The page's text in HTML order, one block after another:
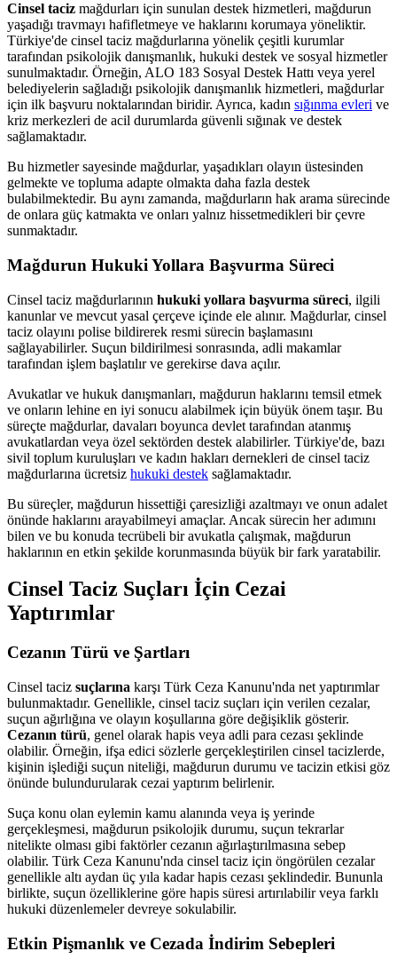
Cinsel taciz mağdurları için sunulan destek hizmetleri, mağdurun
yaşadığı travmayı hafifletmeye ve haklarını korumaya yöneliktir.
Türkiye'de cinsel taciz mağdurlarına yönelik çeşitli kurumlar
tarafından psikolojik danışmanlık, hukuki destek ve sosyal hizmetler
sunulmaktadır. Örneğin, ALO 183 Sosyal Destek Hattı veya yerel
belediyelerin sağladığı psikolojik danışmanlık hizmetleri, mağdurlar
için ilk başvuru noktalarından biridir. Ayrıca, kadın sığınma evleri ve
kriz merkezleri de acil durumlarda güvenli sığınak ve destek
sağlamaktadır.
Bu hizmetler sayesinde mağdurlar, yaşadıkları olayın üstesinden
gelmekte ve topluma adapte olmakta daha fazla destek
bulabilmektedir. Bu aynı zamanda, mağdurların hak arama sürecinde
de onlara güç katmakta ve onları yalnız hissetmedikleri bir çevre
sunmaktadır.
Mağdurun Hukuki Yollara Başvurma Süreci
Cinsel taciz mağdurlarının hukuki yollara başvurma süreci, ilgili
kanunlar ve mevcut yasal çerçeve içinde ele alınır. Mağdurlar, cinsel
taciz olayını polise bildirerek resmi sürecin başlamasını
sağlayabilirler. Suçun bildirilmesi sonrasında, adli makamlar
tarafından işlem başlatılır ve gerekirse dava açılır.
Avukatlar ve hukuk danışmanları, mağdurun haklarını temsil etmek
ve onların lehine en iyi sonucu alabilmek için büyük önem taşır. Bu
süreçte mağdurlar, davaları boyunca devlet tarafından atanmış
avukatlardan veya özel sektörden destek alabilirler. Türkiye'de, bazı
sivil toplum kuruluşları ve kadın hakları dernekleri de cinsel taciz
mağdurlarına ücretsiz hukuki destek sağlamaktadır.
Bu süreçler, mağdurun hissettiği çaresizliği azaltmayı ve onun adalet
önünde haklarını arayabilmeyi amaçlar. Ancak sürecin her adımını
bilen ve bu konuda tecrübeli bir avukatla çalışmak, mağdurun
haklarının en etkin şekilde korunmasında büyük bir fark yaratabilir.
Cinsel Taciz Suçları İçin Cezai
Yaptırımlar
Cezanın Türü ve Şartları
Cinsel taciz suçlarına karşı Türk Ceza Kanunu'nda net yaptırımlar
bulunmaktadır. Genellikle, cinsel taciz suçları için verilen cezalar,
suçun ağırlığına ve olayın koşullarına göre değişiklik gösterir.
Cezanın türü, genel olarak hapis veya adli para cezası şeklinde
olabilir. Örneğin, ifşa edici sözlerle gerçekleştirilen cinsel tacizlerde,
kişinin işlediği suçun niteliği, mağdurun durumu ve tacizin etkisi göz
önünde bulundurularak cezai yaptırım belirlenir.
Suça konu olan eylemin kamu alanında veya iş yerinde
gerçekleşmesi, mağdurun psikolojik durumu, suçun tekrarlar
nitelikte olması gibi faktörler cezanın ağırlaştırılmasına sebep
olabilir. Türk Ceza Kanunu'nda cinsel taciz için öngörülen cezalar
genellikle altı aydan üç yıla kadar hapis cezası şeklindedir. Bununla
birlikte, suçun özelliklerine göre hapis süresi artırılabilir veya farklı
hukuki düzenlemeler devreye sokulabilir.
Etkin Pişmanlık ve Cezada İndirim Sebepleri